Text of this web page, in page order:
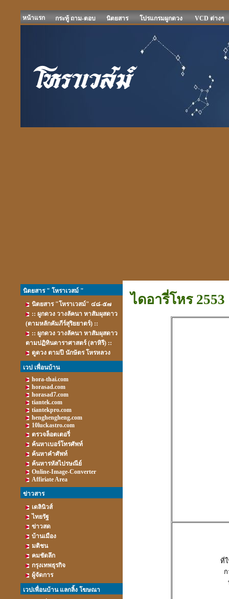
หน้าแรก กระทู้ ถาม-ตอบ นิตยสาร โปรแกรมผูกดวง VCD ต่างๆ
นิตยสาร " โหราเวสม์ "
นิตยสาร "โหราเวสม์" ๔๘-๕๗
:: ผูกดวง วางลัคนา หาสัมผุสดาว
(ตามหลักคัมภีร์สุริยยาตร์) ::
:: ผูกดวง วางลัคนา หาสัมผุสดาว
ตามปฏิทินดาราศาสตร์ (ลาหิรี) ::
ดูดวง ตามปี นักษัตร โหรหลวง
เวป เพื่อนบ้าน
hora-thai.com
horasad.com
horasad7.com
tiantek.com
tiantekpro.com
henghengheng.com
10luckastro.com
ตรวจล็อตเตอรี่
ค้นหาเบอร์โทรศัพท์
ค้นหาคำศัพท์
ค้นหารหัสไปรษณีย์
Online-Image-Converter
Affiriate Area
ข่าวสาร
เดลินิวส์
ไทยรัฐ
ข่าวสด
บ้านเมือง
มติชน
คมชัดลึก
กรุงเทพธุรกิจ
ผู้จัดการ
เวปเพื่อนบ้าน แลกลิ้ง โฆษณา
ไดอารี่โหร
ที่